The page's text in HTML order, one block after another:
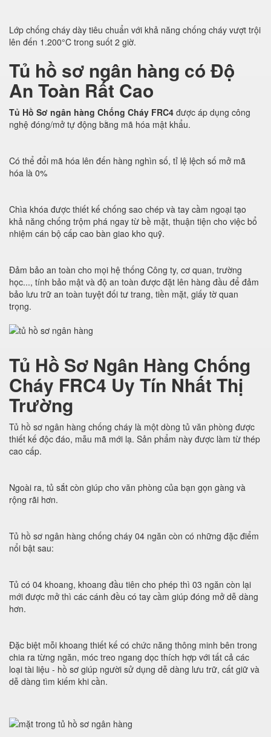
Lớp chống cháy dày tiêu chuẩn với khả năng chống cháy vượt trội
lên đến 1.200°C trong suốt 2 giờ.
Tủ hồ sơ ngân hàng có Độ
An Toàn Rất Cao
Tủ Hồ Sơ ngân hàng Chống Cháy FRC4 được áp dụng công
nghệ đóng/mở tự động bằng mã hóa mật khẩu.
Có thể đổi mã hóa lên đến hàng nghìn số, tỉ lệ lệch số mở mã
hóa là 0%
Chìa khóa được thiết kế chống sao chép và tay cầm ngoại tạo
khả năng chống trộm phá ngay từ bề mặt, thuận tiện cho việc bổ
nhiệm cán bộ cấp cao bàn giao kho quỹ.
Đảm bảo an toàn cho mọi hệ thống Công ty, cơ quan, trường
học..., tính bảo mật và độ an toàn được đặt lên hàng đầu để đảm
bảo lưu trữ an toàn tuyệt đối tư trang, tiền mặt, giấy tờ quan
trọng.
Tủ Hồ Sơ Ngân Hàng Chống
Cháy FRC4 Uy Tín Nhất Thị
Trường
Tủ hồ sơ ngân hàng chống cháy là một dòng tủ văn phòng được
thiết kế độc đáo, mẫu mã mới lạ. Sản phẩm này được làm từ thép
cao cấp.
Ngoài ra, tủ sắt còn giúp cho văn phòng của bạn gọn gàng và
rộng rãi hơn.
Tủ hồ sơ ngân hàng chống cháy 04 ngăn còn có những đặc điểm
nổi bật sau:
Tủ có 04 khoang, khoang đầu tiên cho phép thì 03 ngăn còn lại
mới được mở thì các cánh đều có tay cầm giúp đóng mở dễ dàng
hơn.
Đặc biệt mỗi khoang thiết kế có chức năng thông minh bên trong
chia ra từng ngăn, móc treo ngang dọc thích hợp với tất cả các
loại tài liệu - hồ sơ giúp người sử dụng dễ dàng lưu trữ, cất giữ và
dễ dàng tìm kiếm khi cần.